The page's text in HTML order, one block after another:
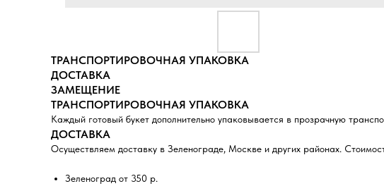
ТРАНСПОРТИРОВОЧНАЯ УПАКОВКА
ДОСТАВКА
ЗАМЕЩЕНИЕ
ТРАНСПОРТИРОВОЧНАЯ УПАКОВКА
Каждый готовый букет дополнительно упаковывается в прозрачную
ДОСТАВКА
Осуществляем доставку в Зеленограде, Москве и других районах.
Зеленоград от 350 р.